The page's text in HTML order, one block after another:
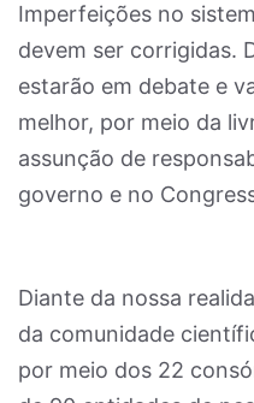
Imperfeições no
devem ser corrigidas.
estarão em debate e
melhor, por meio da
assunção de
governo e no
Diante da nossa
da comunidade
por meio dos 22